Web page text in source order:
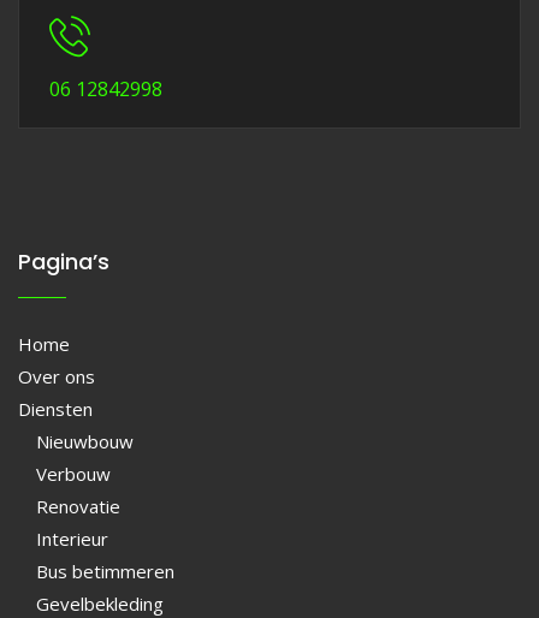
06 12842998
Pagina’s
Home
Over ons
Diensten
Nieuwbouw
Verbouw
Renovatie
Interieur
Bus betimmeren
Gevelbekleding